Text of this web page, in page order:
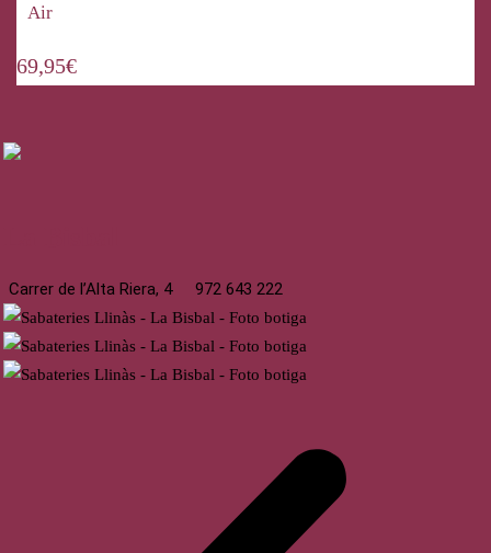
Air
69,95€
Carrer de l’Alta Riera, 4 972 643 222